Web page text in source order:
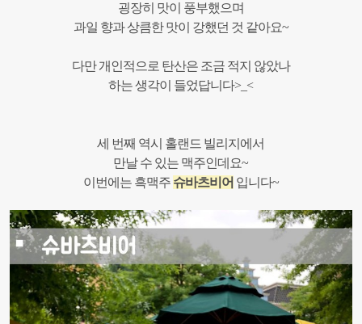
굉장히 맛이 풍부했으며
과일 향과 상큼한 맛이 강했던 것 같아요~
다만 개인적으로 탄산은 조금 적지 않았나
하는 생각이 들었답니다>_<
세 번째 역시 홀랜드 빌리지에서
만날 수 있는 맥주인데요~
이번에는 흑맥주 슈바츠비어 입니다~